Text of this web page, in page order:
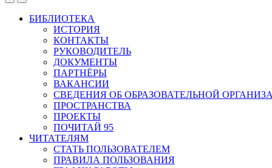
БИБЛИОТЕКА
ИСТОРИЯ
КОНТАКТЫ
РУКОВОДИТЕЛЬ
ДОКУМЕНТЫ
ПАРТНЁРЫ
ВАКАНСИИ
СВЕДЕНИЯ ОБ ОБРАЗОВАТЕЛЬНОЙ
ПРОСТРАНСТВА
ПРОЕКТЫ
ПОЧИТАЙ 95
ЧИТАТЕЛЯМ
СТАТЬ ПОЛЬЗОВАТЕЛЕМ
ПРАВИЛА ПОЛЬЗОВАНИЯ